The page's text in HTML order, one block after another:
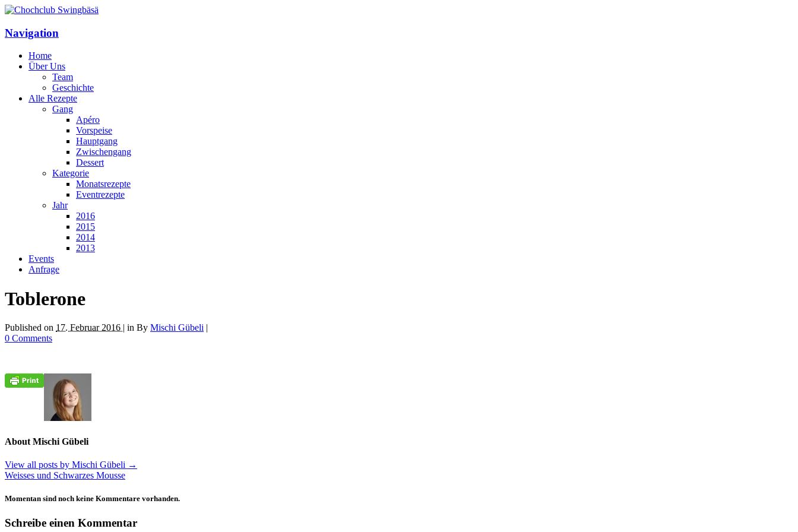
Navigation
Home
Über Uns
Team
Geschichte
Alle Rezepte
Gang
Apéro
Vorspeise
Hauptgang
Zwischengang
Dessert
Kategorie
Monatsrezepte
Eventrezepte
Jahr
2016
2015
2014
2013
Events
Anfrage
Toblerone
Published on 17. Februar 2016 | in By Mischi Gübeli |
0 Comments
About Mischi Gübeli
View all posts by Mischi Gübeli →
Weisses und Schwarzes Mousse
Momentan sind noch keine Kommentare vorhanden.
Schreibe einen Kommentar